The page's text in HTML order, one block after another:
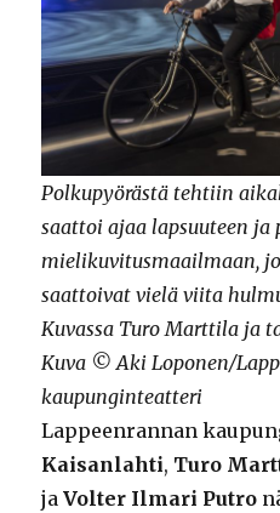
Polkupyörästä tehtiin
saattoi ajaa lapsuuteen ja
mielikuvitusmaailmaan,
saattoivat vielä viita
Kuvassa Turo Marttila ja
Kuva © Aki Loponen/
kaupunginteatteri
Lappeenrannan
Kaisanlahti, Turo
jaVolter Ilmari Putro